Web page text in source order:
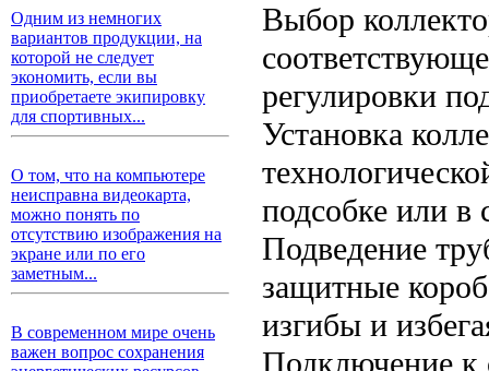
Одним из немногих
вариантов продукции, на
которой не следует
экономить, если вы
приобретаете экипировку
для спортивных...
О том, что на компьютере
неисправна видеокарта,
можно понять по
отсутствию изображения на
экране или по его
заметным...
В современном мире очень
важен вопрос сохранения
Выбор
регулировки
Установка
подсобке или
Подведение
защитные
изгибы и
Подключение к